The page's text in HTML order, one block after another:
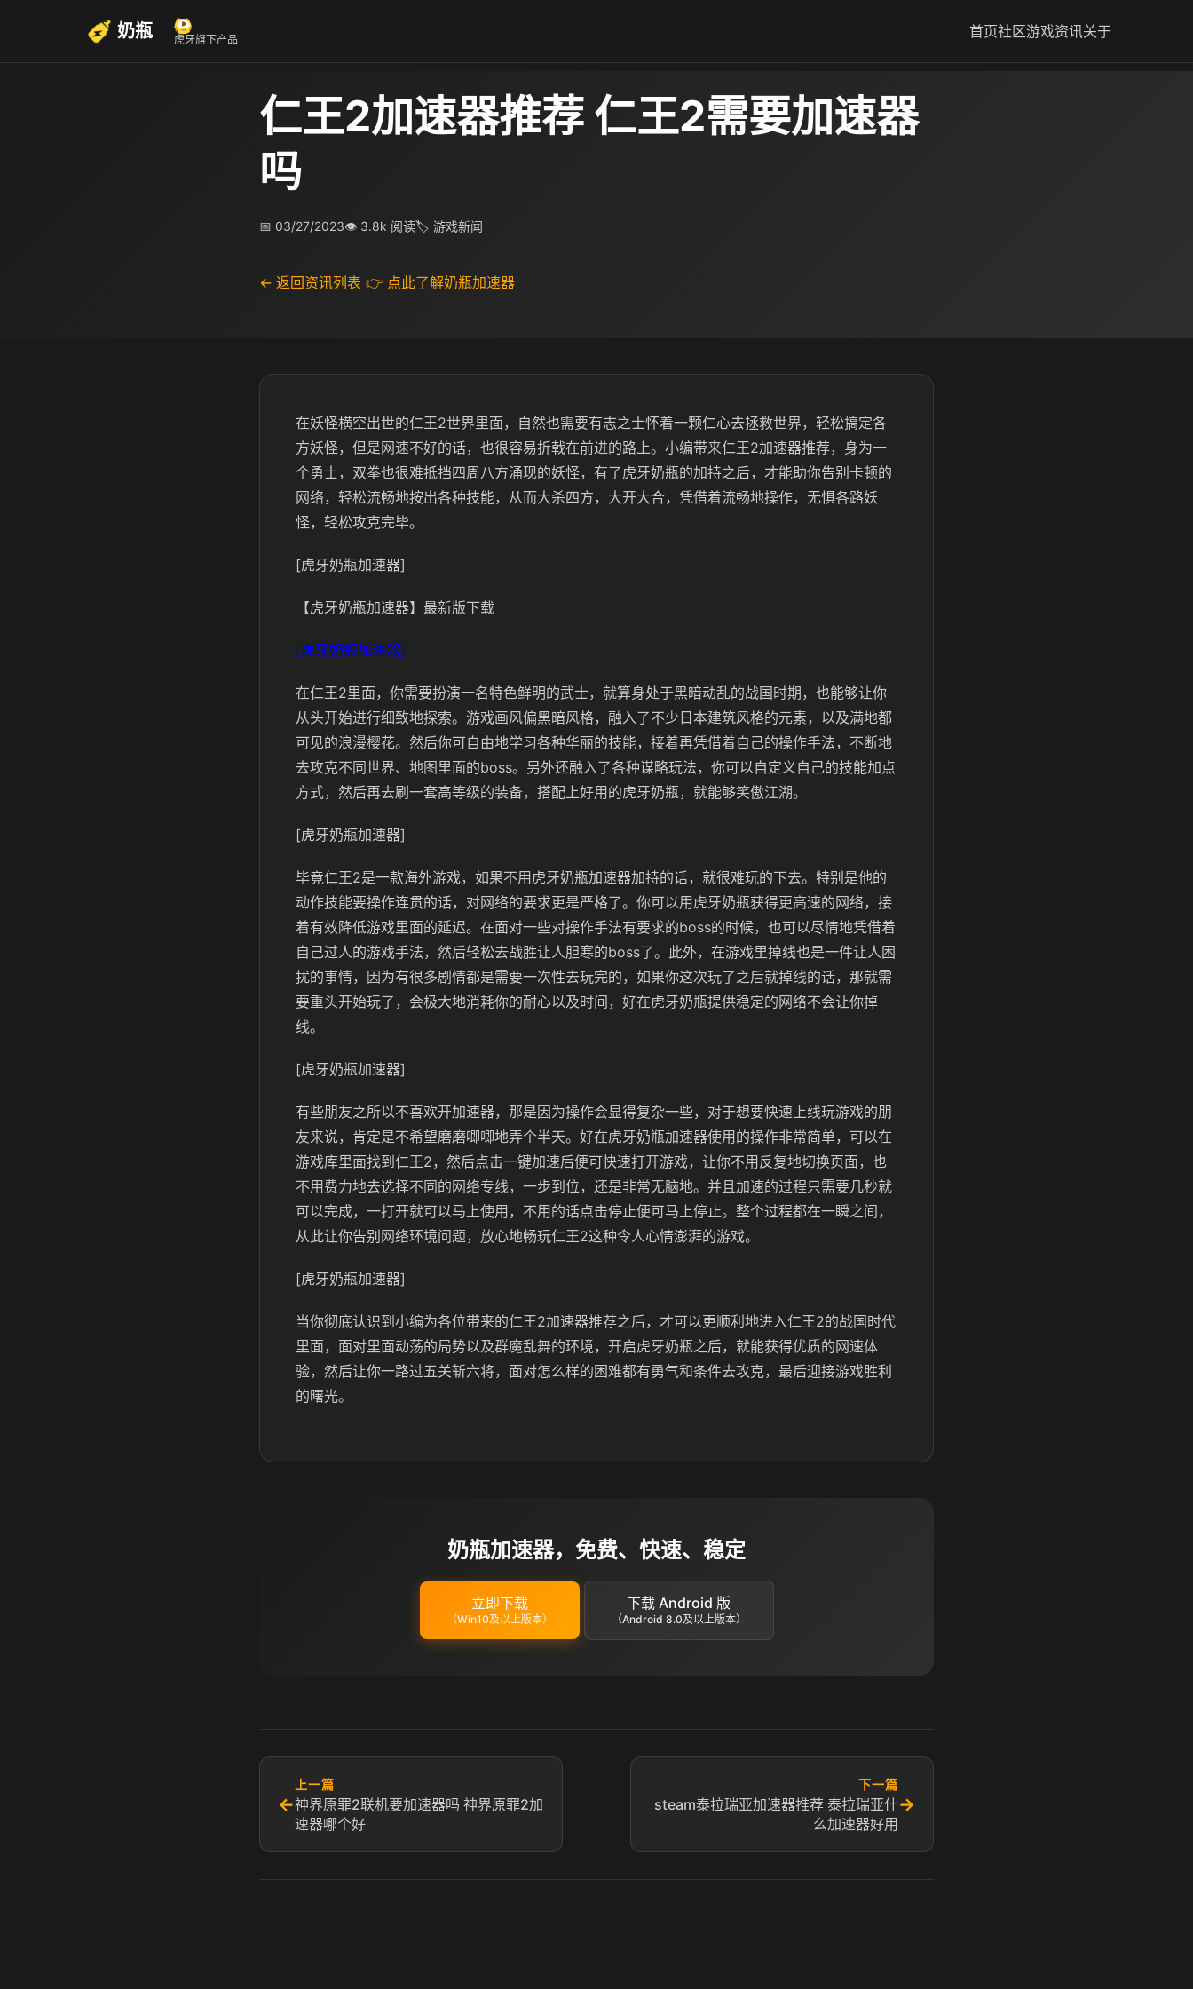
奶瓶 虎牙旗下产品 首页社区游戏资讯关于
仁王2加速器推荐 仁王2需要加速器
吗
📅 03/27/2023👁 3.8k 阅读🏷 游戏新闻
← 返回资讯列表 👉 点此了解奶瓶加速器
在妖怪横空出世的仁王2世界里面，自然也需要有志之士怀着一颗仁心去拯救世界，轻松搞定各
方妖怪，但是网速不好的话，也很容易折戟在前进的路上。小编带来仁王2加速器推荐，身为一
个勇士，双拳也很难抵挡四周八方涌现的妖怪，有了虎牙奶瓶的加持之后，才能助你告别卡顿的
网络，轻松流畅地按出各种技能，从而大杀四方，大开大合，凭借着流畅地操作，无惧各路妖
怪，轻松攻克完毕。
[虎牙奶瓶加速器]
【虎牙奶瓶加速器】最新版下载
[虎牙奶瓶加速器]
在仁王2里面，你需要扮演一名特色鲜明的武士，就算身处于黑暗动乱的战国时期，也能够让你
从头开始进行细致地探索。游戏画风偏黑暗风格，融入了不少日本建筑风格的元素，以及满地都
可见的浪漫樱花。然后你可自由地学习各种华丽的技能，接着再凭借着自己的操作手法，不断地
去攻克不同世界、地图里面的boss。另外还融入了各种谋略玩法，你可以自定义自己的技能加点
方式，然后再去刷一套高等级的装备，搭配上好用的虎牙奶瓶，就能够笑傲江湖。
[虎牙奶瓶加速器]
毕竟仁王2是一款海外游戏，如果不用虎牙奶瓶加速器加持的话，就很难玩的下去。特别是他的
动作技能要操作连贯的话，对网络的要求更是严格了。你可以用虎牙奶瓶获得更高速的网络，接
着有效降低游戏里面的延迟。在面对一些对操作手法有要求的boss的时候，也可以尽情地凭借着
自己过人的游戏手法，然后轻松去战胜让人胆寒的boss了。此外，在游戏里掉线也是一件让人困
扰的事情，因为有很多剧情都是需要一次性去玩完的，如果你这次玩了之后就掉线的话，那就需
要重头开始玩了，会极大地消耗你的耐心以及时间，好在虎牙奶瓶提供稳定的网络不会让你掉
线。
[虎牙奶瓶加速器]
有些朋友之所以不喜欢开加速器，那是因为操作会显得复杂一些，对于想要快速上线玩游戏的朋
友来说，肯定是不希望磨磨唧唧地弄个半天。好在虎牙奶瓶加速器使用的操作非常简单，可以在
游戏库里面找到仁王2，然后点击一键加速后便可快速打开游戏，让你不用反复地切换页面，也
不用费力地去选择不同的网络专线，一步到位，还是非常无脑地。并且加速的过程只需要几秒就
可以完成，一打开就可以马上使用，不用的话点击停止便可马上停止。整个过程都在一瞬之间，
从此让你告别网络环境问题，放心地畅玩仁王2这种令人心情澎湃的游戏。
[虎牙奶瓶加速器]
当你彻底认识到小编为各位带来的仁王2加速器推荐之后，才可以更顺利地进入仁王2的战国时代
里面，面对里面动荡的局势以及群魔乱舞的环境，开启虎牙奶瓶之后，就能获得优质的网速体
验，然后让你一路过五关斩六将，面对怎么样的困难都有勇气和条件去攻克，最后迎接游戏胜利
的曙光。
奶瓶加速器，免费、快速、稳定
立即下载
（Win10及以上版本）
下载 Android 版
（Android 8.0及以上版本）
←
上一篇
神界原罪2联机要加速器吗 神界原罪2加
速器哪个好
下一篇
steam泰拉瑞亚加速器推荐 泰拉瑞亚什
么加速器好用
→